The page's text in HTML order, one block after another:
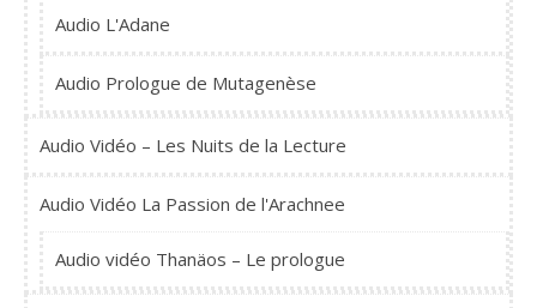
Audio L'Adane
Audio Prologue de Mutagenèse
Audio Vidéo – Les Nuits de la Lecture
Audio Vidéo La Passion de l'Arachnee
Audio vidéo Thanäos – Le prologue